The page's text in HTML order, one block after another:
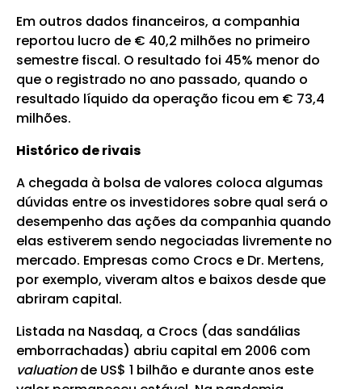
Em outros dados financeiros, a companhia
reportou lucro de € 40,2 milhões no primeiro
semestre fiscal. O resultado foi 45% menor do
que o registrado no ano passado, quando o
resultado líquido da operação ficou em € 73,4
milhões.
Histórico de rivais
A chegada à bolsa de valores coloca algumas
dúvidas entre os investidores sobre qual será o
desempenho das ações da companhia quando
elas estiverem sendo negociadas livremente no
mercado. Empresas como Crocs e Dr. Mertens,
por exemplo, viveram altos e baixos desde que
abriram capital.
Listada na Nasdaq, a Crocs (das sandálias
emborrachadas) abriu capital em 2006 com
valuationde US$ 1 bilhão e durante anos este